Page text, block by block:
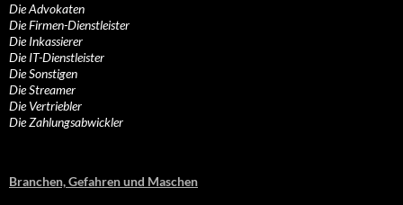
Die Advokaten
Die Firmen-Dienstleister
Die Inkassierer
Die IT-Dienstleister
Die Sonstigen
Die Streamer
Die Vertriebler
Die Zahlungsabwickler
Branchen, Gefahren und Maschen